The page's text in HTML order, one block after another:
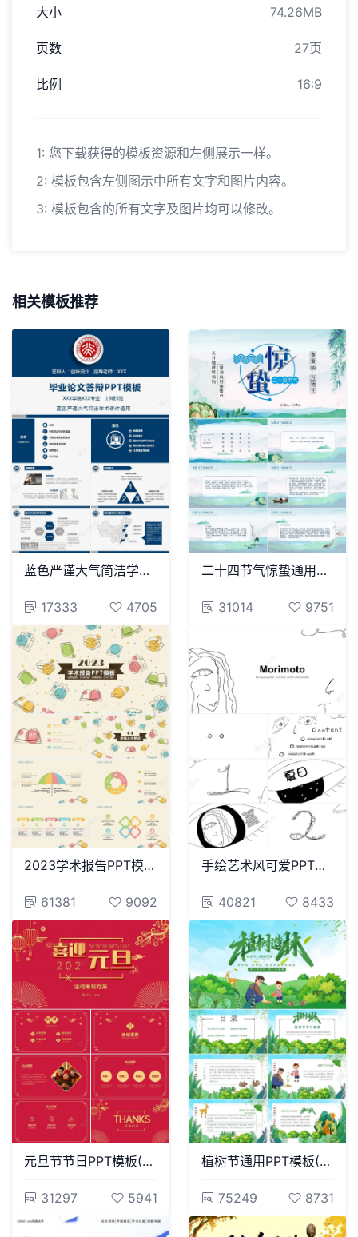
大小 74.26MB
页数 27页
比例 16:9
1: 您下载获得的模板资源和左侧展示一样。
2: 模板包含左侧图示中所有文字和图片内容。
3: 模板包含的所有文字及图片均可以修改。
相关模板推荐
蓝色严谨大气简洁学术课件通用毕业论文答辩PPT模版
17333 4705
二十四节气惊蛰通用PPT模板(12)
31014 9751
2023学术报告PPT模板教育说课年终总结述职报告工作汇报
61381 9092
手绘艺术风可爱PPT模板
40821 8433
元旦节节日PPT模板(117)
31297 5941
植树节通用PPT模板(75)
75249 8731